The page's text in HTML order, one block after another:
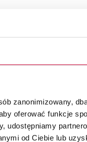
zanonimizowany,
oferować funkcje
udostępniamy
od Ciebie lub